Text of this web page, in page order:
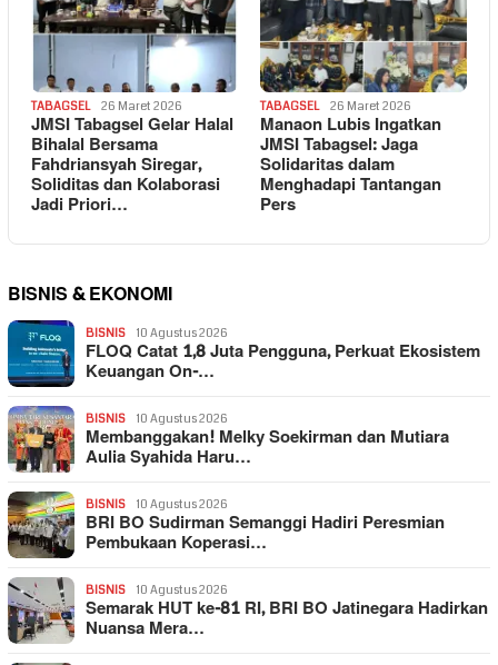
TABAGSEL 26 Maret 2026
JMSI Tabagsel Gelar Halal
Bihalal Bersama
Fahdriansyah Siregar,
Soliditas dan Kolaborasi
Jadi Priori…
TABAGSEL 26 Maret 2026
Manaon Lubis Ingatkan
JMSI Tabagsel: Jaga
Solidaritas dalam
Menghadapi Tantangan
Pers
BISNIS & EKONOMI
BISNIS 10 Agustus 2026
FLOQ Catat 1,8 Juta Pengguna, Perkuat Ekosistem
Keuangan On-…
BISNIS 10 Agustus 2026
Membanggakan! Melky Soekirman dan Mutiara
Aulia Syahida Haru…
BISNIS 10 Agustus 2026
BRI BO Sudirman Semanggi Hadiri Peresmian
Pembukaan Koperasi…
BISNIS 10 Agustus 2026
Semarak HUT ke-81 RI, BRI BO Jatinegara Hadirkan
Nuansa Mera…